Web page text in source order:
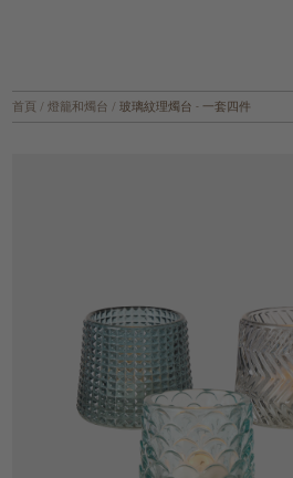
首頁 / 燈籠和燭台 / 玻璃紋理燭台 - 一套四件